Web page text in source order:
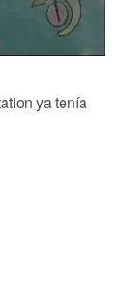
ya tenía